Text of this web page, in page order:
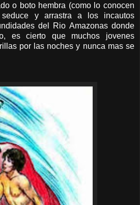
o boto hembra (como lo conocen
seduce y arrastra a los incautos
del Rio Amazonas donde
es cierto que muchos jovenes
por las noches y nunca mas se